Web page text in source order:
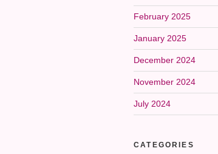
February 2025
January 2025
December 2024
November 2024
July 2024
CATEGORIES